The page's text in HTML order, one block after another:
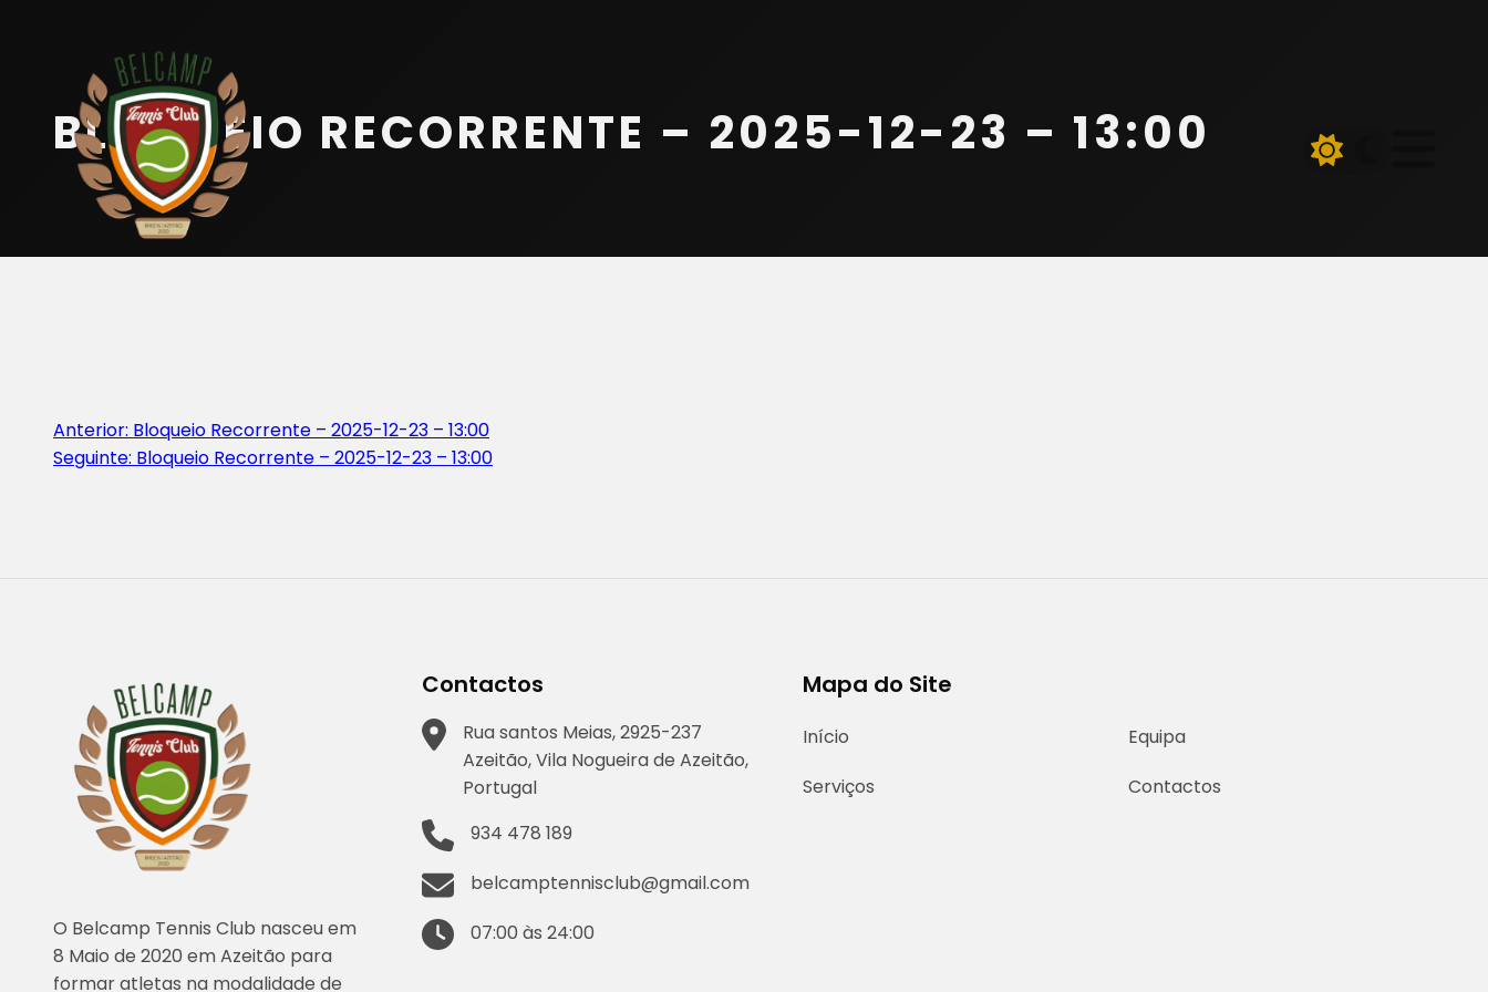
Equipa
Serviços
Parceiros
Beach Tennis
BLOQUEIO RECORRENTE – 2025-12-23 – 13:00
Navegação
de
Anterior: Bloqueio Recorrente – 2025-12-23 – 13:00
Seguinte: Bloqueio Recorrente – 2025-12-23 – 13:00
O Belcamp Tennis Club nasceu em
8 Maio de 2020 em Azeitão para
formar atletas na modalidade de
Contactos
Rua santos Meias, 2925-237
Azeitão, Vila Nogueira de Azeitão,
Portugal
934 478 189
belcamptennisclub@gmail.com
07:00 às 24:00
Mapa do Site
Início
Equipa
Serviços
Contactos